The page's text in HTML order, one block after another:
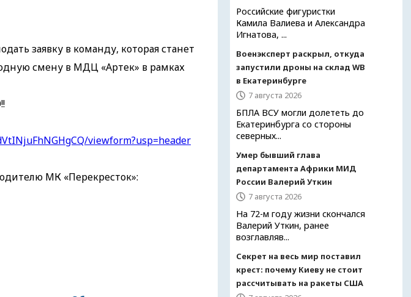
заявку в команду, которая станет
смену в МДЦ «Артек» в рамках
viewform?usp=header
МК «Перекресток»:
Российские фигуристки
Камила Валиева и Александра
Игнатова, ...
Военэксперт раскрыл, откуда
запустили дроны на склад WB
в Екатеринбурге
7 августа 2026
БПЛА ВСУ могли долететь до
Екатеринбурга со стороны
северных...
Умер бывший глава
департамента Африки МИД
России Валерий Уткин
7 августа 2026
На 72-м году жизни скончался
Валерий Уткин, ранее
возглавляв...
Секрет на весь мир поставил
крест: почему Киеву не стоит
рассчитывать на ракеты США